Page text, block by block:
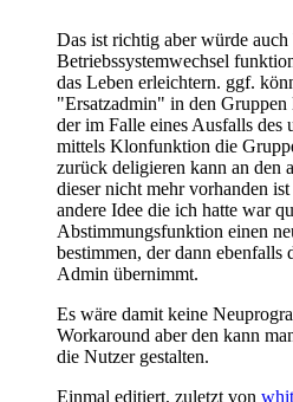
Das ist richtig aber würde auch
Betriebssystemwechsel
das Leben erleichtern. ggf.
"Ersatzadmin" in den
der im Falle eines Ausfalls des
mittels Klonfunktion die
zurück deligieren kann an den
dieser nicht mehr vorhanden
andere Idee die ich hatte war
Abstimmungsfunktion einen
bestimmen, der dann
Admin übernimmt.
Es wäre damit keine
Workaround aber den kann
die Nutzer gestalten.
Einmal editiert, zuletzt von